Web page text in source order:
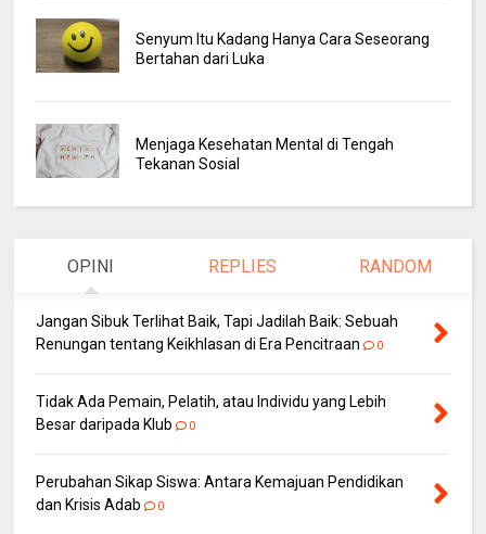
Senyum Itu Kadang Hanya Cara Seseorang
Bertahan dari Luka
Menjaga Kesehatan Mental di Tengah
Tekanan Sosial
OPINI REPLIES RANDOM
Jangan Sibuk Terlihat Baik, Tapi Jadilah Baik: Sebuah
Renungan tentang Keikhlasan di Era Pencitraan
0
Tidak Ada Pemain, Pelatih, atau Individu yang Lebih
Besar daripada Klub
0
Perubahan Sikap Siswa: Antara Kemajuan Pendidikan
dan Krisis Adab
0